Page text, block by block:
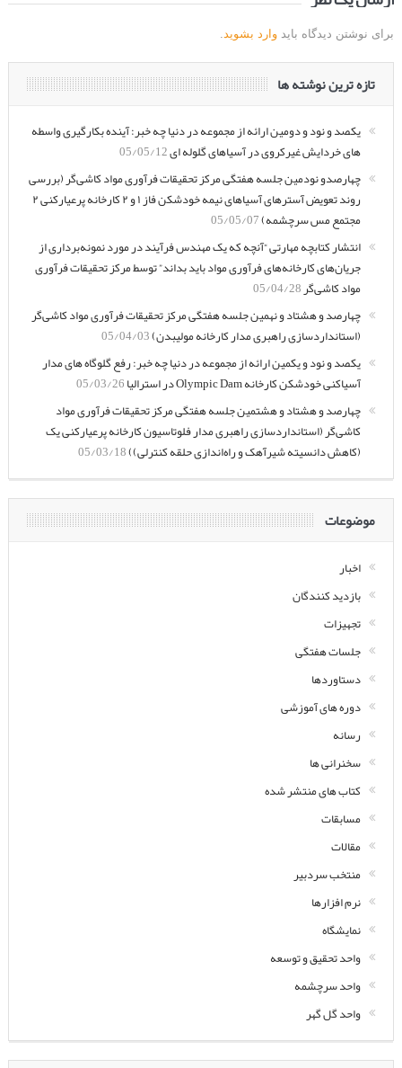
برای نوشتن دیدگاه باید وارد بشوید.
تازه ترین نوشته ها
یکصد و نود و دومین ارائه از مجموعه در دنیا چه خبر: آینده بکارگیری واسطه
های خردایش غیرکروی در آسیاهای گلوله ای05/05/12
چهارصدو نودمین جلسه هفتگی مرکز تحقیقات فرآوری مواد کاشی‌گر (بررسی
روند تعویض آسترهای آسیاهای نیمه خودشکن فاز ۱ و ۲ کارخانه پرعیارکنی ۲
مجتمع مس سرچشمه)05/05/07
انتشار کتابچه مهارتی “آنچه که یک مهندس فرآیند در مورد نمونه‌برداری از
جریان‌های کارخانه‌های فرآوری مواد باید بداند” توسط مرکز تحقیقات فرآوری
مواد کاشی‌گر05/04/28
چهارصد و هشتاد و نهمین جلسه هفتگی مرکز تحقیقات فرآوری مواد کاشی‌گر
(استانداردسازی راهبری مدار کارخانه مولیبدن)05/04/03
یکصد و نود و یکمین ارائه از مجموعه در دنیا چه خبر: رفع گلوگاه های مدار
آسیاکنی خودشکن کارخانه Olympic Dam در استرالیا
05/03/26
چهارصد و هشتاد و هشتمین جلسه هفتگی مرکز تحقیقات فرآوری مواد
کاشی‌گر (استانداردسازی راهبری مدار فلوتاسیون کارخانه پرعیارکنی یک
(کاهش دانسیته شیرآهک و راه‌اندازی حلقه کنترلی))05/03/18
موضوعات
اخبار
بازدید کنندگان
تجهیزات
جلسات هفتگی
دستاوردها
دوره های آموزشی
رسانه
سخنرانی ها
کتاب های منتشر شده
مسابقات
مقالات
منتخب سردبیر
نرم افزارها
نمایشگاه
واحد تحقیق و توسعه
واحد سرچشمه
واحد گل گهر